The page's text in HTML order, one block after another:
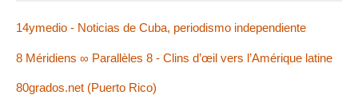
14ymedio - Noticias de Cuba, periodismo independiente
8 Méridiens ∞ Parallèles 8 - Clins d’œil vers l’Amérique latine
80grados.net (Puerto Rico)